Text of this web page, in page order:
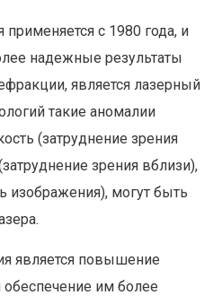
с 1980 года, и
надежные результаты
является лазерный
такие аномалии
(затруднение зрения
зрения вблизи),
изображения), могут быть
является повышение
им более